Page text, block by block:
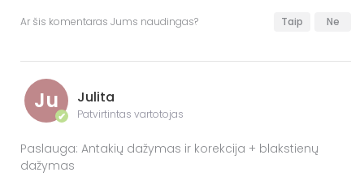
Ar šis komentaras Jums naudingas? Taip Ne
Ju
✔
Julita
Patvirtintas vartotojas
Paslauga: Antakių dažymas ir korekcija + blakstienų
dažymas